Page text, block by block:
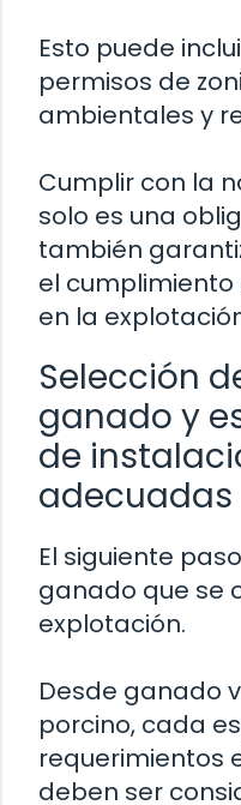
Esto puede
permisos de
ambientales y
Cumplir con la
solo es una
también
el
en la
Selección
ganado y
de
adecuadas
El siguiente
ganado que se
explotación.
Desde ganado
porcino, cada
requerimientos
deben ser